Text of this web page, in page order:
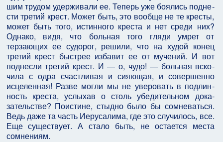
шим трудом удерживали ее. Теперь уже боялись подне­
сти третий крест. Может быть, это вообще не те кре­сты,
может быть того, истинного креста и нет среди них?
Однако, видя, что больная того гляди умрет от
терзающих ее судорог, решили, что на худой конец
третий крест быстрее избавит ее от мучений. И вот
поднесли третий крест. И — о, чудо! — больная вско­
чила с одра счастливая и сияющая, и совершенно
исцеленная! Разве могли мы не уверовать в подлин­
ность креста, услыхав о столь убедительном дока­
зательстве? Поистине, стыдно было бы сомневаться.
Ведь даже та часть Иерусалима, где это случилось, все.
Еще существует. А стало быть, не остается места
сомнениям.